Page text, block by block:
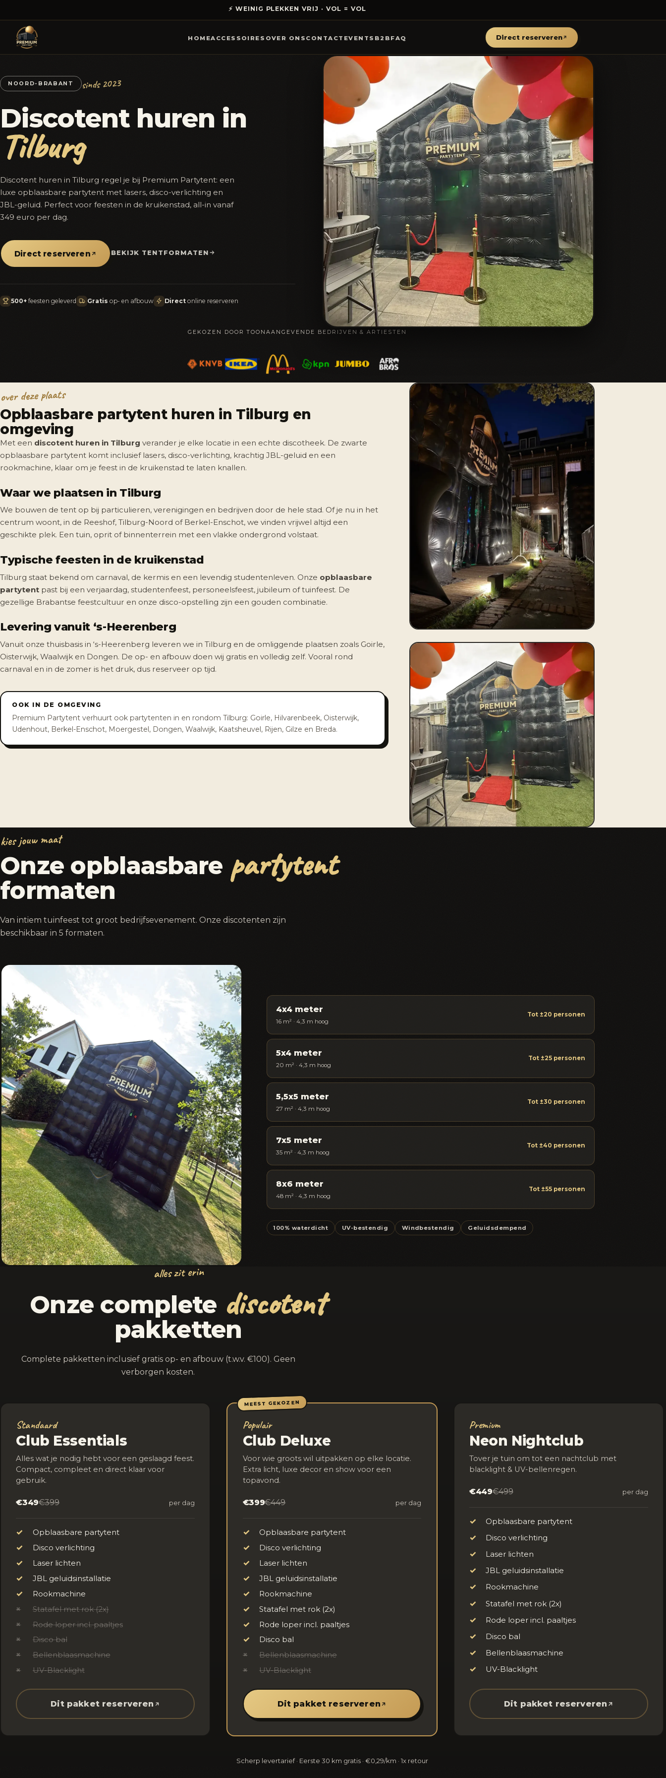
⚡ WEINIG PLEKKEN VRIJ · VOL = VOL
HOMEACCESSOIRES OVER ONS CONTACT EVENTS B2B FAQ Direct reserveren
NOORD-BRABANT sinds 2023
Discotent huren in
Tilburg
Discotent huren in Tilburg regel je bij Premium Partytent: een
luxe opblaasbare partytent met lasers, disco-verlichting en
JBL-geluid. Perfect voor feesten in de kruikenstad, all-in vanaf
349 euro per dag.
Direct reserveren BEKIJK TENTFORMATEN
500+ feesten geleverd Gratis op- en afbouw Direct online reserveren
GEKOZEN DOOR TOONAANGEVENDE BEDRIJVEN & ARTIESTEN
over deze plaats
Opblaasbare partytent huren in Tilburg en
omgeving
Met een discotent huren in Tilburg verander je elke locatie in een echte discotheek. De zwarte
opblaasbare partytent komt inclusief lasers, disco-verlichting, krachtig JBL-geluid en een
rookmachine, klaar om je feest in de kruikenstad te laten knallen.
Waar we plaatsen in Tilburg
We bouwen de tent op bij particulieren, verenigingen en bedrijven door de hele stad. Of je nu in het
centrum woont, in de Reeshof, Tilburg-Noord of Berkel-Enschot, we vinden vrijwel altijd een
geschikte plek. Een tuin, oprit of binnenterrein met een vlakke ondergrond volstaat.
Typische feesten in de kruikenstad
Tilburg staat bekend om carnaval, de kermis en een levendig studentenleven. Onze opblaasbare
partytent past bij een verjaardag, studentenfeest, personeelsfeest, jubileum of tuinfeest. De
gezellige Brabantse feestcultuur en onze disco-opstelling zijn een gouden combinatie.
Levering vanuit ‘s-Heerenberg
Vanuit onze thuisbasis in ‘s-Heerenberg leveren we in Tilburg en de omliggende plaatsen zoals Goirle,
Oisterwijk, Waalwijk en Dongen. De op- en afbouw doen wij gratis en volledig zelf. Vooral rond
carnaval en in de zomer is het druk, dus reserveer op tijd.
OOK IN DE OMGEVING
Premium Partytent verhuurt ook partytenten in en rondom Tilburg: Goirle, Hilvarenbeek, Oisterwijk,
Udenhout, Berkel-Enschot, Moergestel, Dongen, Waalwijk, Kaatsheuvel, Rijen, Gilze en Breda.
kies jouw maat
Onze opblaasbare partytent
formaten
Van intiem tuinfeest tot groot bedrijfsevenement. Onze discotenten zijn
beschikbaar in 5 formaten.
4x4 meter
16 m² · 4,3 m hoog
Tot ±20 personen
5x4 meter
20 m² · 4,3 m hoog
Tot ±25 personen
5,5x5 meter
27 m² · 4,3 m hoog
Tot ±30 personen
7x5 meter
35 m² · 4,3 m hoog
Tot ±40 personen
8x6 meter
48 m² · 4,3 m hoog
Tot ±55 personen
100% waterdicht UV-bestendig Windbestendig Geluidsdempend
alles zit erin
Onze complete discotent
pakketten
Complete pakketten inclusief gratis op- en afbouw (t.w.v. €100). Geen
verborgen kosten.
Standaard
Club Essentials
Alles wat je nodig hebt voor een geslaagd feest.
Compact, compleet en direct klaar voor
gebruik.
€349€399 per dag
✓
Opblaasbare partytent
✓
Disco verlichting
✓
Laser lichten
✓
JBL geluidsinstallatie
✓
Rookmachine
×
Statafel met rok (2x)
×
Rode loper incl. paaltjes
×
Disco bal
×
Bellenblaasmachine
×
UV-Blacklight
Dit pakket reserveren
MEEST GEKOZEN
Populair
Club Deluxe
Voor wie groots wil uitpakken op elke locatie.
Extra licht, luxe decor en show voor een
topavond.
€399€449 per dag
✓
Opblaasbare partytent
✓
Disco verlichting
✓
Laser lichten
✓
JBL geluidsinstallatie
✓
Rookmachine
✓
Statafel met rok (2x)
✓
Rode loper incl. paaltjes
✓
Disco bal
×
Bellenblaasmachine
×
UV-Blacklight
Dit pakket reserveren
Premium
Neon Nightclub
Tover je tuin om tot een nachtclub met
blacklight & UV-bellenregen.
€449€499 per dag
✓
Opblaasbare partytent
✓
Disco verlichting
✓
Laser lichten
✓
JBL geluidsinstallatie
✓
Rookmachine
✓
Statafel met rok (2x)
✓
Rode loper incl. paaltjes
✓
Disco bal
✓
Bellenblaasmachine
✓
UV-Blacklight
Dit pakket reserveren
Scherp levertarief · Eerste 30 km gratis · €0,29/km · 1x retour